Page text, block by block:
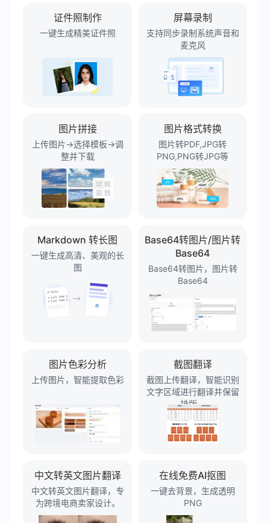
证件照制作
一键生成精美证件照
屏幕录制
支持同步录制系统声音和
麦克风
图片拼接
上传图片→选择模板→调
整并下载
图片格式转换
图片转PDF,JPG转
PNG,PNG转JPG等
Markdown 转长图
一键生成高清、美观的长
图
Base64转图片/图片转
Base64
Base64转图片，图片转
Base64
图片色彩分析
上传图片，智能提取色彩
截图翻译
截图上传翻译，智能识别
文字区域进行翻译并保留
排版。
中文转英文图片翻译
中文转英文图片翻译，专
为跨境电商卖家设计。
在线免费AI抠图
一键去背景，生成透明
PNG